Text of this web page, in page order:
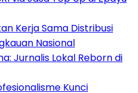
Kerja Sama Distribusi
Nasional
Jurnalis Lokal Reborn di
Kunci